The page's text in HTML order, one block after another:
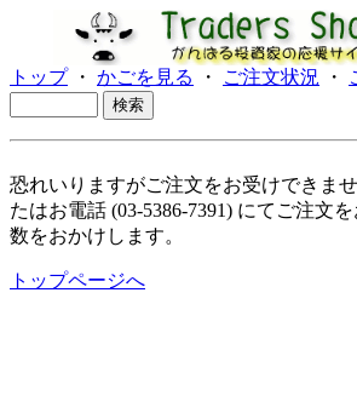
トップ・ かごを見る ・ ご注文状況 ・
恐れいりますがご注文をお受けできま
たはお電話 (03-5386-7391) にてご注文
数をおかけします。
トップページへ